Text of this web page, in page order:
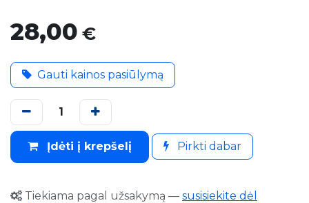
28,00 €
Gauti kainos pasiūlymą
Įdėti į krepšelį Pirkti dabar
Tiekiama pagal užsakymą — susisiekite dėl